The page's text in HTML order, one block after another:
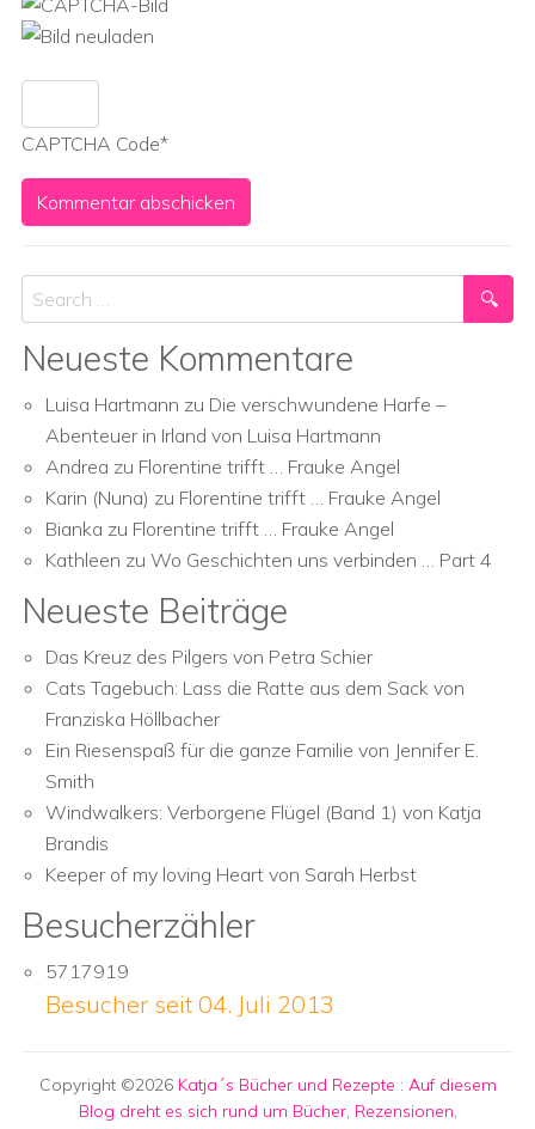
CAPTCHA Code*
Search
Neueste Kommentare
Luisa Hartmann zu Die verschwundene Harfe –
Abenteuer in Irland von Luisa Hartmann
Andrea zu Florentine trifft … Frauke Angel
Karin (Nuna) zu Florentine trifft … Frauke Angel
Bianka zu Florentine trifft … Frauke Angel
Kathleen zu Wo Geschichten uns verbinden … Part 4
Neueste Beiträge
Das Kreuz des Pilgers von Petra Schier
Cats Tagebuch: Lass die Ratte aus dem Sack von
Franziska Höllbacher
Ein Riesenspaß für die ganze Familie von Jennifer E.
Smith
Windwalkers: Verborgene Flügel (Band 1) von Katja
Brandis
Keeper of my loving Heart von Sarah Herbst
Besucherzähler
5717919
Besucher seit 04. Juli 2013
Copyright ©2026 Katja´s Bücher und Rezepte : Auf diesem
Blog dreht es sich rund um Bücher, Rezensionen,